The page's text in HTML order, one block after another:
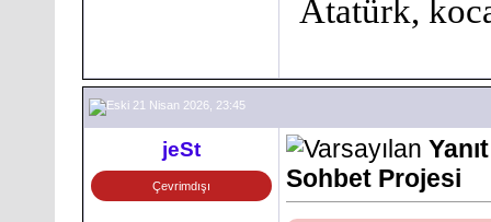
Atatürk,
21 Nisan 2026, 23:45
jeSt
Çevrimdışı
Sohbet Projesi